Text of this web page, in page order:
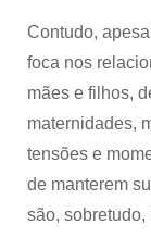
Contudo,
foca nos
mães e filhos,
maternidades,
tensões e
de manterem
são,